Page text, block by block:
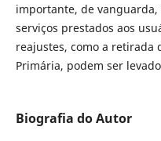
importante, de
serviços prestados aos
reajustes, como a retirada
Primária, podem ser
Biografia do Autor